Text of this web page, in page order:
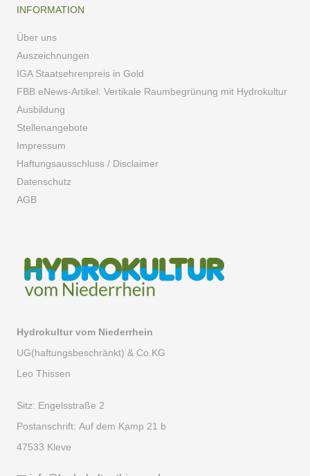
INFORMATION
Über uns
Auszeichnungen
IGA Staatsehrenpreis in Gold
FBB eNews-Artikel: Vertikale Raumbegrünung mit Hydrokultur
Ausbildung
Stellenangebote
Impressum
Haftungsausschluss / Disclaimer
Datenschutz
AGB
Hydrokultur vom Niederrhein
UG(haftungsbeschränkt) & Co.KG
Leo Thissen
Sitz: Engelsstraße 2
Postanschrift: Auf dem Kamp 21 b
47533 Kleve